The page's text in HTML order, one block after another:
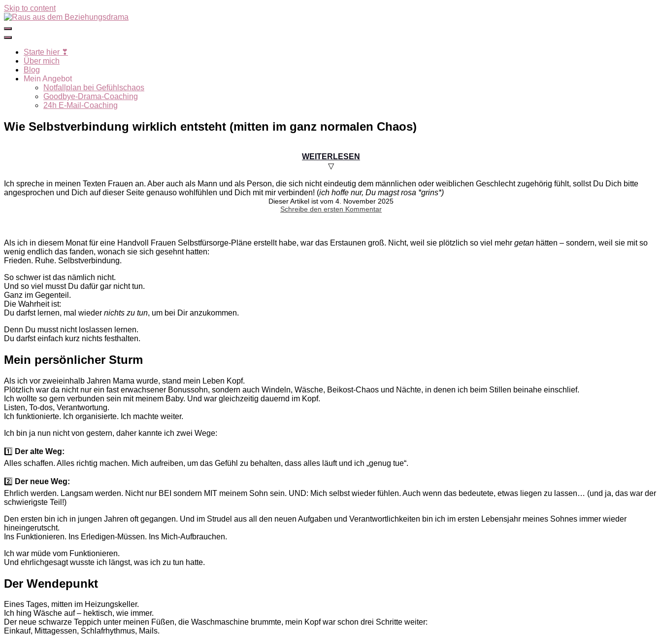
Skip to content
Starte hier ❣
Über mich
Blog
Mein Angebot
Notfallplan bei Gefühlschaos
Goodbye-Drama-Coaching
24h E-Mail-Coaching
Wie Selbstverbindung wirklich entsteht (mitten im ganz normalen Chaos)
WEITERLESEN
▽
Ich spreche in meinen Texten Frauen an. Aber auch als Mann und als Person, die sich nicht eindeutig dem männlichen oder weiblichen Geschlecht zugehörig fühlt, sollst Du Dich bitte
angesprochen und Dich auf dieser Seite genauso wohlfühlen und Dich mit mir verbinden! (ich hoffe nur, Du magst rosa *grins*)
Dieser Artikel ist vom 4. November 2025
Schreibe den ersten Kommentar
Als ich in diesem Monat für eine Handvoll Frauen Selbstfürsorge-Pläne erstellt habe, war das Erstaunen groß. Nicht, weil sie plötzlich so viel mehr getan hätten – sondern, weil sie mit so
wenig endlich das fanden, wonach sie sich gesehnt hatten:
Frieden. Ruhe. Selbstverbindung.
So schwer ist das nämlich nicht.
Und so viel musst Du dafür gar nicht tun.
Ganz im Gegenteil.
Die Wahrheit ist:
Du darfst lernen, mal wieder nichts zu tun, um bei Dir anzukommen.
Denn Du musst nicht loslassen lernen.
Du darfst einfach kurz nichts festhalten.
Mein persönlicher Sturm
Als ich vor zweieinhalb Jahren Mama wurde, stand mein Leben Kopf.
Plötzlich war da nicht nur ein fast erwachsener Bonussohn, sondern auch Windeln, Wäsche, Beikost-Chaos und Nächte, in denen ich beim Stillen beinahe einschlief.
Ich wollte so gern verbunden sein mit meinem Baby. Und war gleichzeitig dauernd im Kopf.
Listen, To-dos, Verantwortung.
Ich funktionierte. Ich organisierte. Ich machte weiter.
Ich bin ja nun nicht von gestern, daher kannte ich zwei Wege:
1️⃣ Der alte Weg:
Alles schaffen. Alles richtig machen. Mich aufreiben, um das Gefühl zu behalten, dass alles läuft und ich „genug tue“.
2️⃣ Der neue Weg:
Ehrlich werden. Langsam werden. Nicht nur BEI sondern MIT meinem Sohn sein. UND: Mich selbst wieder fühlen. Auch wenn das bedeutete, etwas liegen zu lassen… (und ja, das war der
schwierigste Teil!)
Den ersten bin ich in jungen Jahren oft gegangen. Und im Strudel aus all den neuen Aufgaben und Verantwortlichkeiten bin ich im ersten Lebensjahr meines Sohnes immer wieder
hineingerutscht.
Ins Funktionieren. Ins Erledigen-Müssen. Ins Mich-Aufbrauchen.
Ich war müde vom Funktionieren.
Und ehrlichgesagt wusste ich längst, was ich zu tun hatte.
Der Wendepunkt
Eines Tages, mitten im Heizungskeller.
Ich hing Wäsche auf – hektisch, wie immer.
Der neue schwarze Teppich unter meinen Füßen, die Waschmaschine brummte, mein Kopf war schon drei Schritte weiter:
Einkauf, Mittagessen, Schlafrhythmus, Mails.